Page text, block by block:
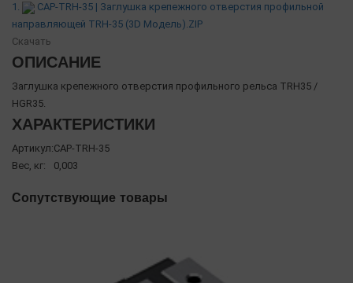
1.
CAP-TRH-35 | Заглушка крепежного отверстия профильной
направляющей TRH-35 (3D Модель).ZIP
Скачать
ОПИСАНИЕ
Заглушка крепежного отверстия профильного рельса TRH35 /
HGR35.
ХАРАКТЕРИСТИКИ
Артикул:CAP-TRH-35
Вес, кг:
0,003
Сопутствующие товары